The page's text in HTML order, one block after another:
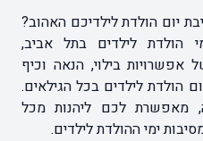
יום הולדת לילדיכם האהוב?
הולדת לילדים בתל אביב,
בילוי, הנאה וכיף
הולדת לילדים בכל הגילאים.
מאפשרת לכם ליהנות מכל
ימי ההולדת לילדים.